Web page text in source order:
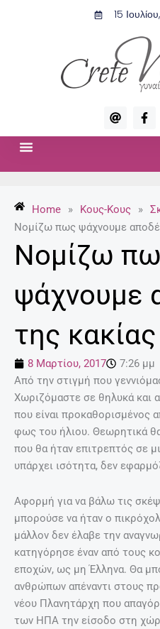
15
A
t
F
a
c
Home » Κους-Κους »
Νομίζω πως ψάχνουμε
Νομίζω
ψάχνουμε
της
8 Μαρτίου, 2017
7:26 μμ
Από την στιγμή που
Χωριζόμαστε σε θηλυκά και
που είναι προκαθορισμένος
φως του ήλιου. Θεωρητικά
που θα ήταν επιτρεπτός σε
υπάρχει ισότητα, δεν
Αφορμή για να βάλω τις
μπορούσε να ήταν ο
μάλλον δεν έλαβε την
κατηγόρησε έναν από τους
εποχών, ως μη Έλληνα. Θα
ανθρώπων απέναντι στους
νέου Πλανητάρχη που
των ΗΠΑ την είσοδο στη